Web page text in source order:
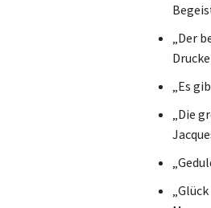
„Der
„Es
„Die